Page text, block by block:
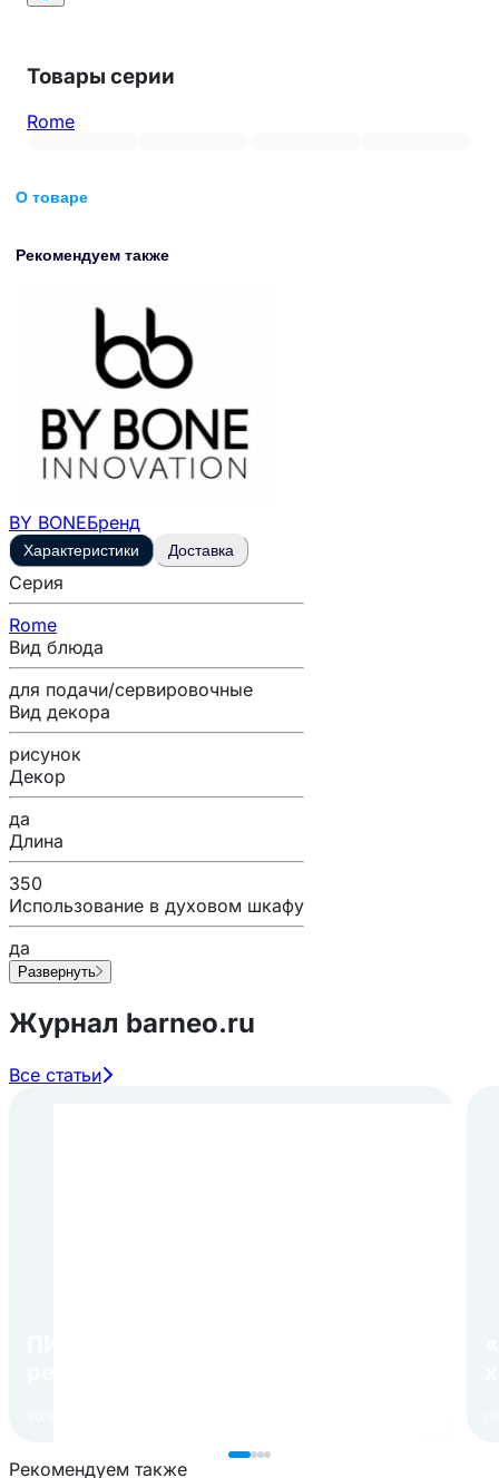
Товары серии
Rome
О товаре
Рекомендуем также
BY BONEБренд
Характеристики Доставка
Серия
Rome
Вид блюда
для подачи/сервировочные
Вид декора
рисунок
Декор
да
Длина
350
Использование в духовом шкафу
да
Развернуть
Журнал barneo.ru
Все статьи
Рекомендуем также